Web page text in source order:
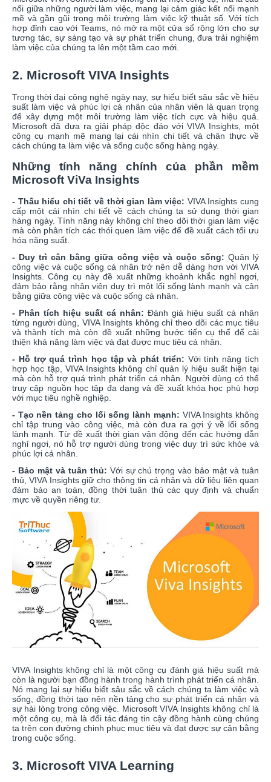
nối giữa những người làm việc, mang lại cảm giác kết nối mạnh
mẽ và gần gũi trong môi trường làm việc kỹ thuật số. Với tích
hợp đỉnh cao với Teams, nó mở ra một cửa sổ rộng lớn cho sự
tương tác, sự sáng tạo và sự phát triển chung, đưa trải nghiệm
làm việc của chúng ta lên một tầm cao mới.
2. Microsoft VIVA Insights
Trong thời đại công nghệ ngày nay, sự hiểu biết sâu sắc về hiệu
suất làm việc và phúc lợi cá nhân của nhân viên là quan trọng
để xây dựng một môi trường làm việc tích cực và hiệu quả.
Microsoft đã đưa ra giải pháp độc đáo với VIVA Insights, một
công cụ mạnh mẽ mang lại cái nhìn chi tiết và chân thực về
cách chúng ta làm việc và sống cuộc sống hàng ngày.
Những tính năng chính của phần mềm
Microsoft ViVa Insights
- Thấu hiểu chi tiết về thời gian làm việc: VIVA Insights cung
cấp một cái nhìn chi tiết về cách chúng ta sử dụng thời gian
hàng ngày. Tính năng này không chỉ theo dõi thời gian làm việc
mà còn phân tích các thói quen làm việc để đề xuất cách tối ưu
hóa năng suất.
- Duy trì cân bằng giữa công việc và cuộc sống: Quản lý
công việc và cuộc sống cá nhân trở nên dễ dàng hơn với VIVA
Insights. Công cụ này đề xuất những khoảnh khắc nghỉ ngơi,
đảm bảo rằng nhân viên duy trì một lối sống lành mạnh và cân
bằng giữa công việc và cuộc sống cá nhân.
- Phân tích hiệu suất cá nhân: Đánh giá hiệu suất cá nhân
từng người dùng, VIVA Insights không chỉ theo dõi các mục tiêu
và thành tích mà còn đề xuất những bước tiến cụ thể để cải
thiện khả năng làm việc và đạt được mục tiêu cá nhân.
- Hỗ trợ quá trình học tập và phát triển: Với tính năng tích
hợp học tập, VIVA Insights không chỉ quản lý hiệu suất hiện tại
mà còn hỗ trợ quá trình phát triển cá nhân. Người dùng có thể
truy cập nguồn học tập đa dạng và đề xuất khóa học phù hợp
với mục tiêu nghề nghiệp.
- Tạo nền tảng cho lối sống lành mạnh: VIVA Insights không
chỉ tập trung vào công việc, mà còn đưa ra gợi ý về lối sống
lành mạnh. Từ đề xuất thời gian vận động đến các hướng dẫn
nghỉ ngơi, nó hỗ trợ người dùng trong việc duy trì sức khỏe và
phúc lợi cá nhân.
- Bảo mật và tuân thủ: Với sự chú trọng vào bảo mật và tuân
thủ, VIVA Insights giữ cho thông tin cá nhân và dữ liệu liên quan
đảm bảo an toàn, đồng thời tuân thủ các quy định và chuẩn
mực về quyền riêng tư.
VIVA Insights không chỉ là một công cụ đánh giá hiệu suất mà
còn là người bạn đồng hành trong hành trình phát triển cá nhân.
Nó mang lại sự hiểu biết sâu sắc về cách chúng ta làm việc và
sống, đồng thời tạo nên nền tảng cho sự phát triển cá nhân và
sự hài lòng trong công việc. Microsoft VIVA Insights không chỉ là
một công cụ, mà là đối tác đáng tin cậy đồng hành cùng chúng
ta trên con đường chinh phục mục tiêu và đạt được sự cân bằng
trong cuộc sống.
3. Microsoft VIVA Learning